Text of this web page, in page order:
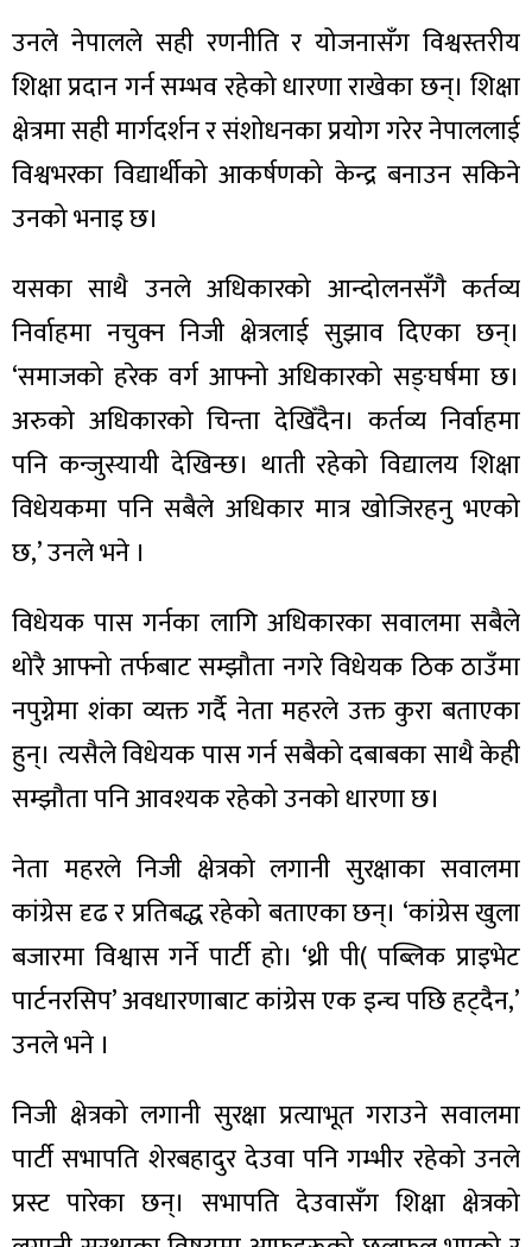
उनले नेपालले सही रणनीति र योजनासँग विश्वस्तरीय
शिक्षा प्रदान गर्न सम्भव रहेको धारणा राखेका छन्। शिक्षा
क्षेत्रमा सही मार्गदर्शन र संशोधनका प्रयोग गरेर नेपाललाई
विश्वभरका विद्यार्थीको आकर्षणको केन्द्र बनाउन सकिने
उनको भनाइ छ।
यसका साथै उनले अधिकारको आन्दोलनसँगै कर्तव्य
निर्वाहमा नचुक्न निजी क्षेत्रलाई सुझाव दिएका छन्।
‘समाजको हरेक वर्ग आफ्नो अधिकारको सङ्घर्षमा छ।
अरुको अधिकारको चिन्ता देखिँदैन। कर्तव्य निर्वाहमा
पनि कन्जुस्यायी देखिन्छ। थाती रहेको विद्यालय शिक्षा
विधेयकमा पनि सबैले अधिकार मात्र खोजिरहनु भएको
छ,’ उनले भने ।
विधेयक पास गर्नका लागि अधिकारका सवालमा सबैले
थोरै आफ्नो तर्फबाट सम्झौता नगरे विधेयक ठिक ठाउँमा
नपुग्नेमा शंका व्यक्त गर्दै नेता महरले उक्त कुरा बताएका
हुन्। त्यसैले विधेयक पास गर्न सबैको दबाबका साथै केही
सम्झौता पनि आवश्यक रहेको उनको धारणा छ।
नेता महरले निजी क्षेत्रको लगानी सुरक्षाका सवालमा
कांग्रेस दृढ र प्रतिबद्ध रहेको बताएका छन्। ‘कांग्रेस खुला
बजारमा विश्वास गर्ने पार्टी हो। ‘थ्री पी( पब्लिक प्राइभेट
पार्टनरसिप’ अवधारणाबाट कांग्रेस एक इन्च पछि हट्दैन,’
उनले भने ।
निजी क्षेत्रको लगानी सुरक्षा प्रत्याभूत गराउने सवालमा
पार्टी सभापति शेरबहादुर देउवा पनि गम्भीर रहेको उनले
प्रस्ट पारेका छन्। सभापति देउवासँग शिक्षा क्षेत्रको